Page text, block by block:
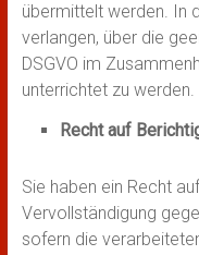
übermittelt werden. In
verlangen, über die
DSGVO im
unterrichtet zu werden.
Recht auf
Sie haben ein Recht
Vervollständigung
sofern die